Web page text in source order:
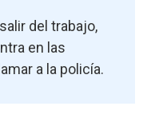
del trabajo,
en las
a la policía.